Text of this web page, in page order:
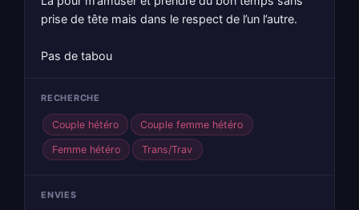
prise de tête mais dans le respect de l’un l’autre.
Pas de tabou
RECHERCHE
Couple hétéro Couple femme hétéro
Femme hétéro Trans/Trav
ENVIES